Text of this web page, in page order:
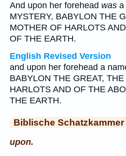
And upon her forehead was a
MYSTERY, BABYLON THE
MOTHER OF HARLOTS
OF THE EARTH.
English Revised Version
and upon her forehead a
BABYLON THE GREAT,
HARLOTS AND OF THE
THE EARTH.
Biblische Schatzkammer
upon.